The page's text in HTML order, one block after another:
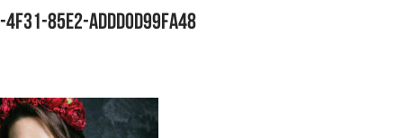
85E2-ADDD0D99FA48